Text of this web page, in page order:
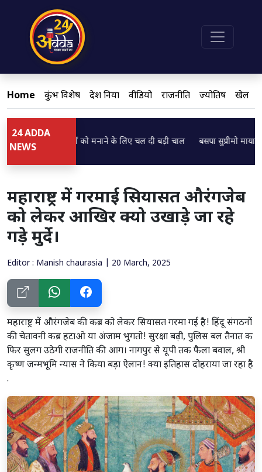
Home कुंभ विशेष देश दुनिया वीडियो राजनीति ज्योतिष खेल
24 ADDA
NEWS
पाठक ने ब्राह्मणों को मनाने के लिए चल दी बड़ी चाल Loading...बसपा सुप्रीमो मायावती का
महाराष्ट्र में गरमाई सियासत औरंगजेब
को लेकर आखिर क्यो उखाड़े जा रहे
गड़े मुर्दे।
Editor : Manish chaurasia | 20 March, 2025
महाराष्ट्र में औरंगजेब की कब्र को लेकर सियासत गरमा गई है! हिंदू संगठनों
की चेतावनी कब्र हटाओ या अंजाम भुगतो! सुरक्षा बढ़ी, पुलिस बल तैनात क
फिर सुलग उठेगी राजनीति की आग। नागपुर से यूपी तक फैला बवाल, श्री
कृष्ण जन्मभूमि न्यास ने किया बड़ा ऐलान! क्या इतिहास दोहराया जा रहा है
.